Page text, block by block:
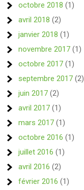
octobre 2018 (1)
avril 2018 (2)
janvier 2018 (1)
novembre 2017 (1)
octobre 2017 (1)
septembre 2017 (2)
juin 2017 (2)
avril 2017 (1)
mars 2017 (1)
octobre 2016 (1)
juillet 2016 (1)
avril 2016 (2)
février 2016 (1)